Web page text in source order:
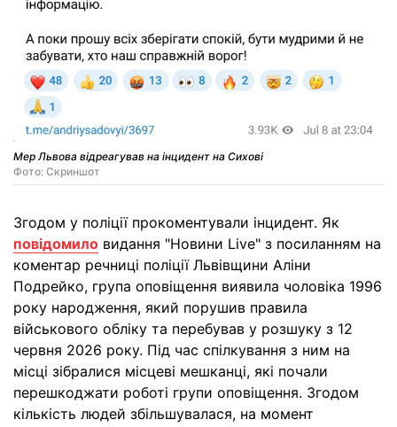
Мер Львова відреагував на інцидент на Сихові
Фото: Скриншот
Згодом у поліції прокоментували інцидент. Як
повідомило видання "Новини Live" з посиланням на
коментар речниці поліції Львівщини Аліни
Подрейко, група оповіщення виявила чоловіка 1996
року народження, який порушив правила
військового обліку та перебував у розшуку з 12
червня 2026 року. Під час спілкування з ним на
місці зібралися місцеві мешканці, які почали
перешкоджати роботі групи оповіщення. Згодом
кількість людей збільшувалася, на момент